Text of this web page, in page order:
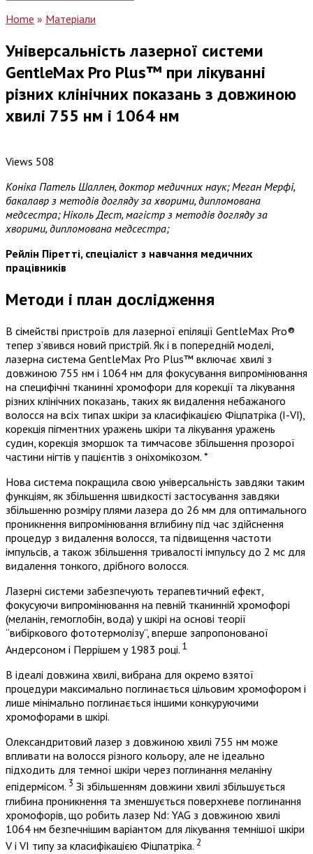
Home » Матеріали
Універсальність лазерної системи
GentleMax Pro Plus™ при лікуванні
різних клінічних показань з довжиною
хвилі 755 нм і 1064 нм
Views 508
Коніка Патель Шаллен, доктор медичних наук; Меган Мерфі,
бакалавр з методів догляду за хворими, дипломована
медсестра; Ніколь Дест, магістр з методів догляду за
хворими, дипломована медсестра;
Рейлін Піретті, спеціаліст з навчання медичних
працівників
Методи і план дослідження
В сімействі пристроїв для лазерної епіляції GentleMax Pro®
тепер з’явився новий пристрій. Як і в попередній моделі,
лазерна система GentleMax Pro Plus™ включає хвилі з
довжиною 755 нм і 1064 нм для фокусування випромінювання
на специфічні тканинні хромофори для корекції та лікування
різних клінічних показань, таких як видалення небажаного
волосся на всіх типах шкіри за класифікацією Фіцпатріка (I-VI),
корекція пігментних уражень шкіри та лікування уражень
судин, корекція зморшок та тимчасове збільшення прозорої
частини нігтів у пацієнтів з оніхомікозом. *
Нова система покращила свою універсальність завдяки таким
функціям, як збільшення швидкості застосування завдяки
збільшенню розміру плями лазера до 26 мм для оптимального
проникнення випромінювання вглибину під час здійснення
процедур з видалення волосся, та підвищення частоти
імпульсів, а також збільшення тривалості імпульсу до 2 мс для
видалення тонкого, дрібного волосся.
Лазерні системи забезпечують терапевтичний ефект,
фокусуючи випромінювання на певній тканинній хромофорі
(меланін, гемоглобін, вода) у шкірі на основі теорії
“вибіркового фототермолізу”, вперше запропонованої
Андерсоном і Перрішем у 1983 році. 1
В ідеалі довжина хвилі, вибрана для окремо взятої
процедури максимально поглинається цільовим хромофором і
лише мінімально поглинається іншими конкуруючими
хромофорами в шкірі.
Олександритовий лазер з довжиною хвилі 755 нм може
впливати на волосся різного кольору, але не ідеально
підходить для темної шкіри через поглинання меланіну
епідермісом. 3 Зі збільшенням довжини хвилі збільшується
глибина проникнення та зменшується поверхневе поглинання
хромофорів, що робить лазер Nd: YAG з довжиною хвилі
1064 нм безпечнішим варіантом для лікування темнішої шкіри
V і VI типу за класифікацією Фіцпатріка. 2